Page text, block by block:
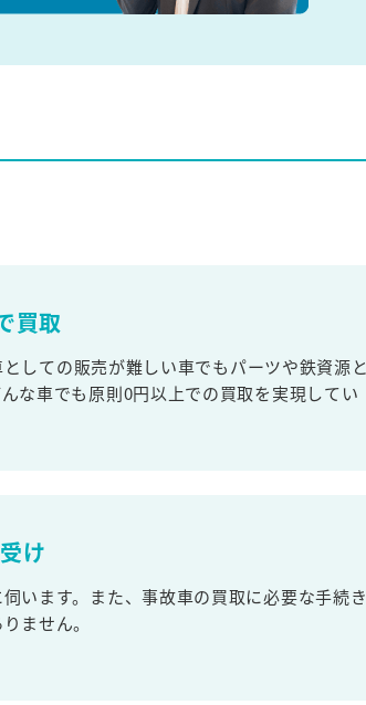
買取
しての販売が難しい車でもパーツや鉄資源と
な車でも原則0円以上での買取を実現してい
け
います。また、事故車の買取に必要な手続き
ません。